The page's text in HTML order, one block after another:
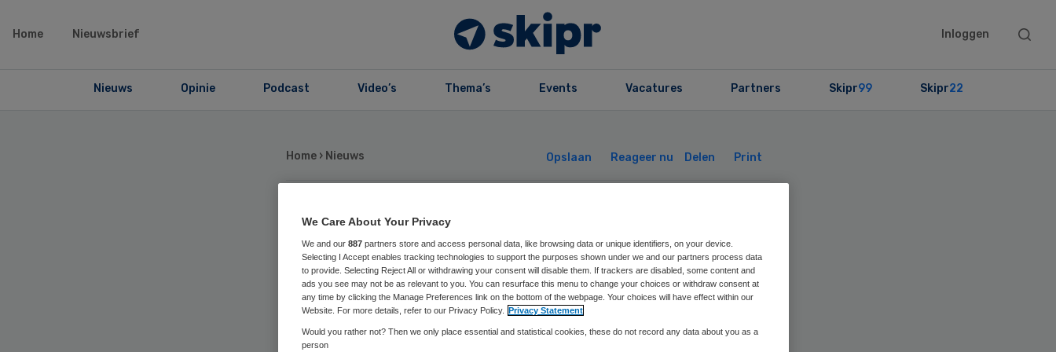
Home Nieuwsbrief Inloggen
Search
Nieuws Opinie Podcast Video’s Thema’s Events Vacatures Partners Skipr99 Skipr22
Home › Nieuws Opslaan Reageer nu Delen Print
Minder hiv in
Nederland dan
gedacht
We Care About Your Privacy
We and our 887 partners store and access personal data, like browsing data or unique identifiers, on your device.
Selecting I Accept enables tracking technologies to support the purposes shown under we and our partners process data
to provide. Selecting Reject All or withdrawing your consent will disable them. If trackers are disabled, some content and
ads you see may not be as relevant to you. You can resurface this menu to change your choices or withdraw consent at
any time by clicking the Manage Preferences link on the bottom of the webpage. Your choices will have effect within our
Website. For more details, refer to our Privacy Policy. Privacy Statement
Would you rather not? Then we only place essential and statistical cookies, these do not record any data about you as a
person